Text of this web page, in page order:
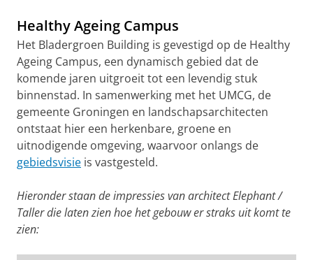
Healthy Ageing Campus
Het Bladergroen Building is gevestigd op de Healthy
Ageing Campus, een dynamisch gebied dat de
komende jaren uitgroeit tot een levendig stuk
binnenstad. In samenwerking met het UMCG, de
gemeente Groningen en landschapsarchitecten
ontstaat hier een herkenbare, groene en
uitnodigende omgeving, waarvoor onlangs de
gebiedsvisie is vastgesteld.
Hieronder staan de impressies van architect Elephant /
Taller die laten zien hoe het gebouw er straks uit komt te
zien: